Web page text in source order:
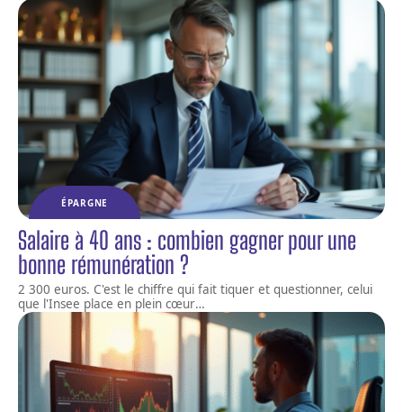
ÉPARGNE
Salaire à 40 ans : combien gagner pour une
bonne rémunération ?
2 300 euros. C'est le chiffre qui fait tiquer et questionner, celui
que l'Insee place en plein cœur…